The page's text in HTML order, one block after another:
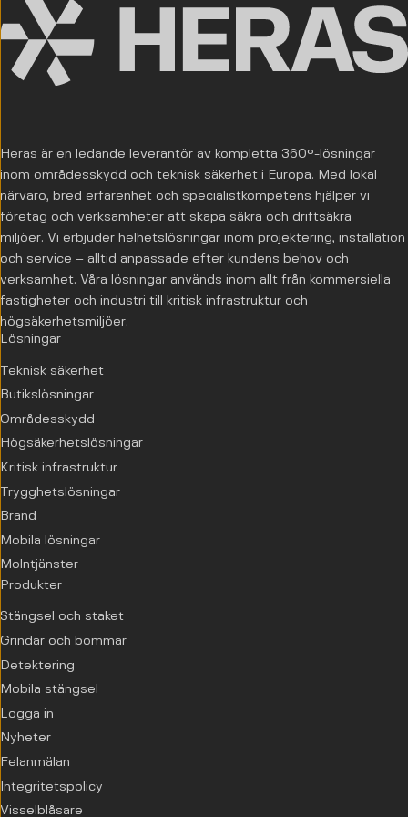
Heras är en ledande leverantör av kompletta 360°-lösningar
inom områdesskydd och teknisk säkerhet i Europa. Med lokal
närvaro, bred erfarenhet och specialistkompetens hjälper vi
företag och verksamheter att skapa säkra och driftsäkra
miljöer. Vi erbjuder helhetslösningar inom projektering, installation
och service – alltid anpassade efter kundens behov och
verksamhet. Våra lösningar används inom allt från kommersiella
fastigheter och industri till kritisk infrastruktur och
högsäkerhetsmiljöer.
Lösningar
Teknisk säkerhet
Butikslösningar
Områdesskydd
Högsäkerhetslösningar
Kritisk infrastruktur
Trygghetslösningar
Brand
Mobila lösningar
Molntjänster
Produkter
Stängsel och staket
Grindar och bommar
Detektering
Mobila stängsel
Logga in
Nyheter
Felanmälan
Integritetspolicy
Visselblåsare